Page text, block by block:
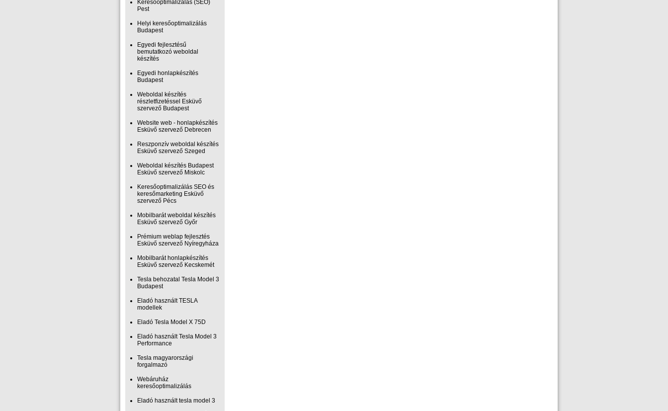
Keresőoptimalizálás (SEO)
Pest
Helyi keresőoptimalizálás
Budapest
Egyedi fejlesztésű
bemutatkozó weboldal
készítés
Egyedi honlapkészítés
Budapest
Weboldal készítés
részletfizetéssel Esküvő
szervező Budapest
Website web - honlapkészítés
Esküvő szervező Debrecen
Reszponzív weboldal készítés
Esküvő szervező Szeged
Weboldal készítés Budapest
Esküvő szervező Miskolc
Keresőoptimalizálás SEO és
keresőmarketing Esküvő
szervező Pécs
Mobilbarát weboldal készítés
Esküvő szervező Győr
Prémium weblap fejlesztés‎
Esküvő szervező Nyíregyháza
Mobilbarát honlapkészítés
Esküvő szervező Kecskemét
Tesla behozatal Tesla Model 3
Budapest
Eladó használt TESLA
modellek
Eladó Tesla Model X 75D
Eladó használt Tesla Model 3
Performance
Tesla magyarországi
forgalmazó
Webáruház
keresőoptimalizálás
Eladó használt tesla model 3